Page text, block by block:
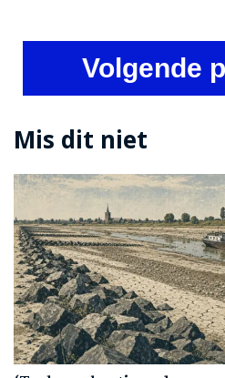
Volgende
Mis dit niet